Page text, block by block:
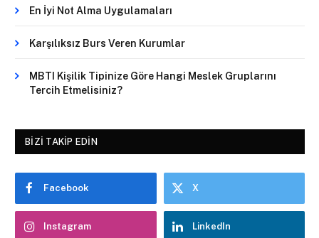
En İyi Not Alma Uygulamaları
Karşılıksız Burs Veren Kurumlar
MBTI Kişilik Tipinize Göre Hangi Meslek Gruplarını
Tercih Etmelisiniz?
BIZI TAKIP EDIN
Facebook X
Instagram LinkedIn